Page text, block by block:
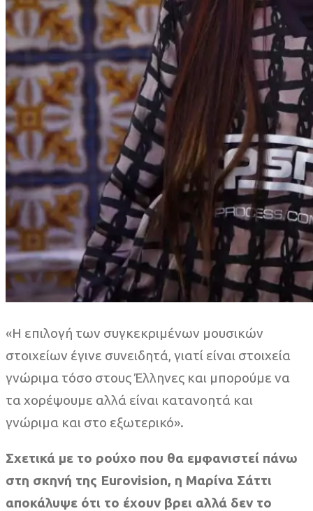
«Η επιλογή των συγκεκριμένων μουσικών
στοιχείων έγινε συνειδητά, γιατί είναι στοιχεία
γνώριμα τόσο στους Έλληνες και μπορούμε να
τα χορέψουμε αλλά είναι κατανοητά και
γνώριμα και στο εξωτερικό».
Σχετικά με το ρούχο που θα εμφανιστεί πάνω
στη σκηνή της Eurovision, η Μαρίνα Σάττι
αποκάλυψε ότι το έχουν βρει αλλά δεν το